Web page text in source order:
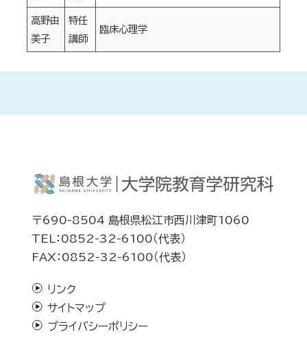
高野由
美子
特任
講師
臨床心理学
〒690-8504 島根県松江市西川津町1060
TEL：0852-32-6100（代表）
FAX：0852-32-6100（代表）
リンク
サイトマップ
プライバシーポリシー